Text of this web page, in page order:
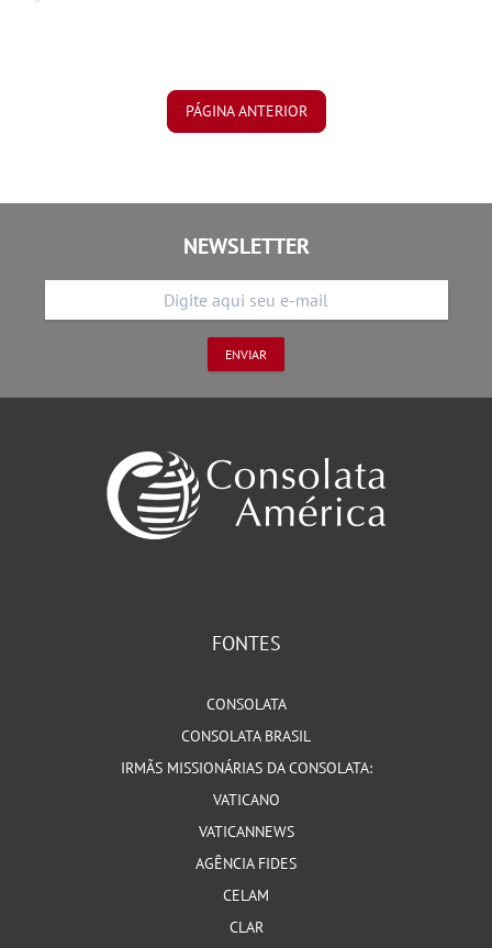
PÁGINA ANTERIOR
NEWSLETTER
FONTES
CONSOLATA
CONSOLATA BRASIL
IRMÃS MISSIONÁRIAS DA CONSOLATA:
VATICANO
VATICANNEWS
AGÊNCIA FIDES
CELAM
CLAR